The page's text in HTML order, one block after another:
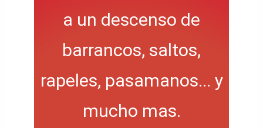
a un descenso de
barrancos, saltos,
rapeles, pasamanos... y
mucho mas.